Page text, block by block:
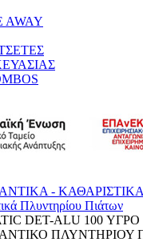
AWAY
- ΚΑΘΑΡΙΣΤΙΚΑ
Πλυντηρίου Πιάτων
DET-ALU 100 ΥΓΡΟ
ΠΛΥΝΤΗΡΙΟΥ